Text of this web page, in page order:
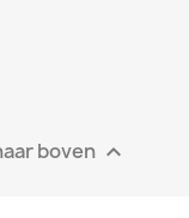
boven 